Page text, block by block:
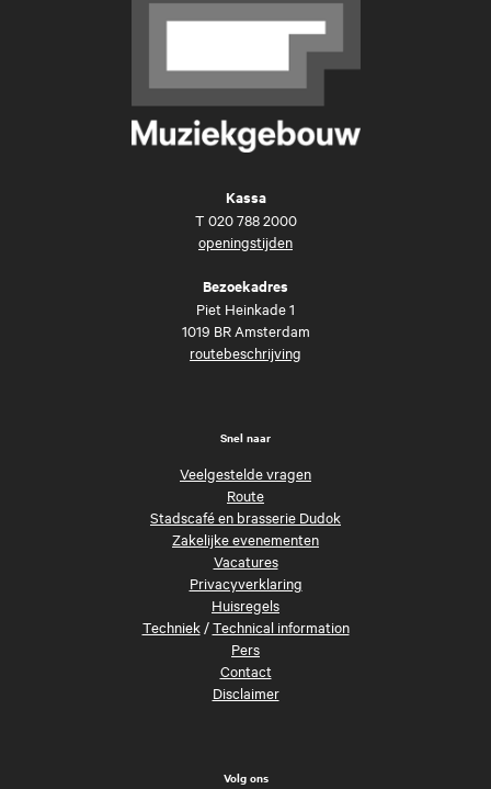
Kassa
T 020 788 2000
openingstijden
Bezoekadres
Piet Heinkade 1
1019 BR Amsterdam
routebeschrijving
Snel naar
Veelgestelde vragen
Route
Stadscafé en brasserie Dudok
Zakelijke evenementen
Vacatures
Privacyverklaring
Huisregels
Techniek/Technical information
Pers
Contact
Disclaimer
Volg ons